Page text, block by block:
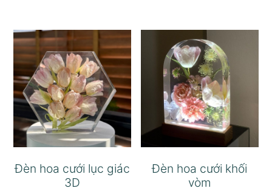
Đèn hoa cưới lục giác
3D
Đèn hoa cưới khối
vòm